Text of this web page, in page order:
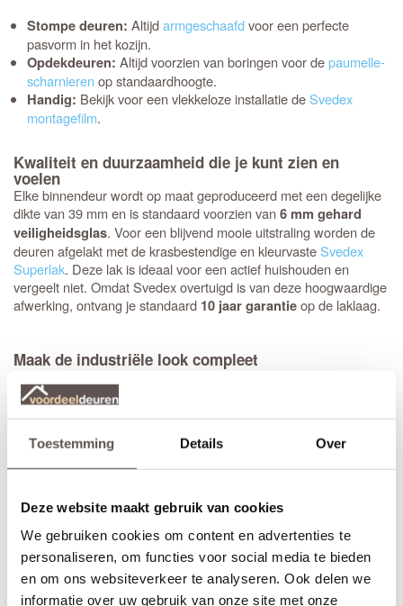
Toestemming Details Over
Deze website maakt gebruik van cookies
We gebruiken cookies om content en advertenties te
personaliseren, om functies voor social media te bieden
en om ons websiteverkeer te analyseren. Ook delen we
informatie over uw gebruik van onze site met onze
Stompe deuren: Altijdarmgeschaafdvoor een perfecte
pasvorm in het kozijn.
Opdekdeuren: Altijd voorzien van boringen voor depaumelle-
scharnieren op standaardhoogte.
Handig: Bekijk voor een vlekkeloze installatie deSvedex
montagefilm.
Kwaliteit en duurzaamheid die je kunt zien en
voelen
Elke binnendeur wordt op maat geproduceerd met een degelijke
dikte van 39 mm en is standaard voorzien van6 mm gehard
veiligheidsglas. Voor een blijvend mooie uitstraling worden de
deuren afgelakt met de krasbestendige en kleurvasteSvedex
Superlak. Deze lak is ideaal voor een actief huishouden en
vergeelt niet. Omdat Svedex overtuigd is van deze hoogwaardige
afwerking, ontvang je standaard 10 jaar garantieop de laklaag.
Maak de industriële look compleet
zijn ontworpen voor de Nova Design-glasdeuren. Tijdens het
juiste krukgatboring.
montageset voor stompe deurenmee te bestellen. De speciaal
ontwikkelde scharnieren vallen wel in de krozingen in het kozijn,
maar worden op de deur gemonteerd (zonder nieuwe
inkepingen). De montage is eenvoudig, past in elke situatie en
voorkomt beschadigingen aan de nieuw afgelakte deur.